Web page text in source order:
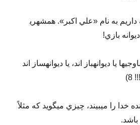
داريم به نام «علي اکبر». همشهري​
بازي!
يا ديوانه​باز اند، يا ديوانه​ساز اند
8)
خدا را مي​بيند، چيزي مي​گويد که مثلاً